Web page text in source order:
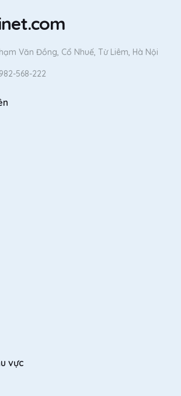
Văn Đồng, Cổ Nhuế, Từ Liêm, Hà Nội
568-222
vực